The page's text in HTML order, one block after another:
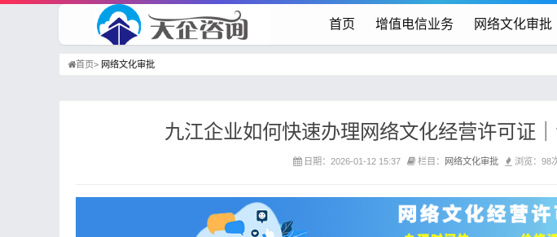
首页 增值电信业务 网络文化审批
首页> 网络文化审批
九江企业如何快速办理网络文化经营许可证
日期：2026-01-12 15:37 栏目： 网络文化审批 浏览：98